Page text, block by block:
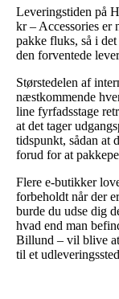
Leveringstiden på
kr – Accessories
pakke fluks, så i
den forventede
Størstedelen af
næstkommende
line fyrfadsstage
at det tager
tidspunkt, sådan at
forud for at
Flere e-butikker
forbeholdt når der
burde du udse dig
hvad end man
Billund – vil blive
til et